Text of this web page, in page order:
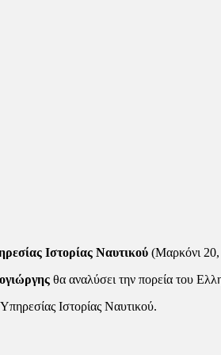
Ιστορίας Ναυτικού (Μαρκόνι 20,
θα αναλύσει την πορεία του
Ιστορίας Ναυτικού.